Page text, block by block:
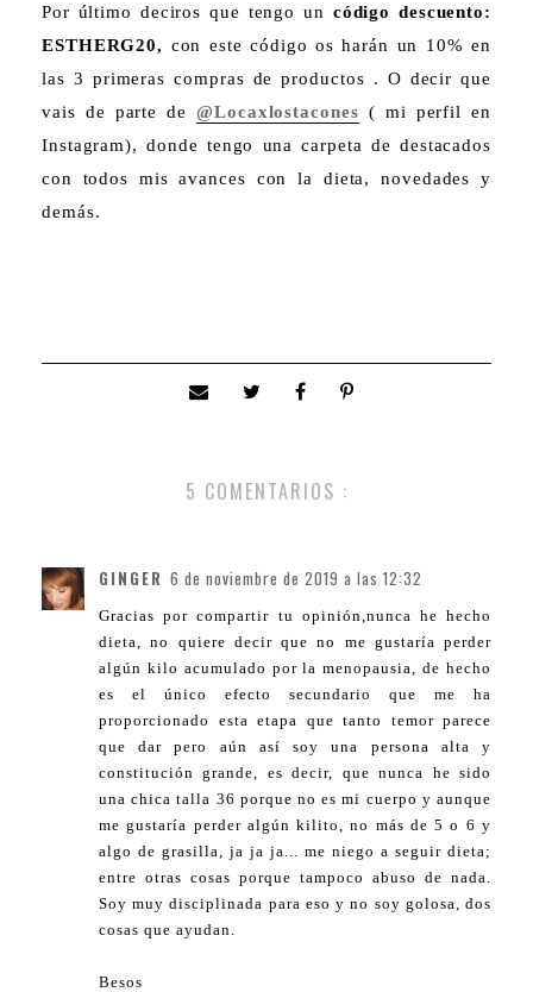
Por último deciros que tengo un código descuento:
ESTHERG20, con este código os harán un 10% en
las 3 primeras compras de productos . O decir que
vais de parte de@Locaxlostacones ( mi perfil en
Instagram), donde tengo una carpeta de destacados
con todos mis avances con la dieta, novedades y
demás.
5 COMENTARIOS :
GINGER 6 de noviembre de 2019 a las 12:32
Gracias por compartir tu opinión,nunca he hecho
dieta, no quiere decir que no me gustaría perder
algún kilo acumulado por la menopausia, de hecho
es el único efecto secundario que me ha
proporcionado esta etapa que tanto temor parece
que dar pero aún así soy una persona alta y
constitución grande, es decir, que nunca he sido
una chica talla 36 porque no es mi cuerpo y aunque
me gustaría perder algún kilito, no más de 5 o 6 y
algo de grasilla, ja ja ja... me niego a seguir dieta;
entre otras cosas porque tampoco abuso de nada.
Soy muy disciplinada para eso y no soy golosa, dos
cosas que ayudan.
Besos